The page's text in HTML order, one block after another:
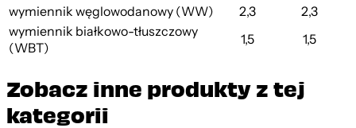
wymiennik węglowodanowy (WW)
2,3
2,3
wymiennik białkowo-tłuszczowy
(WBT)
1,5 1,5
Zobacz inne produkty z tej
kategorii